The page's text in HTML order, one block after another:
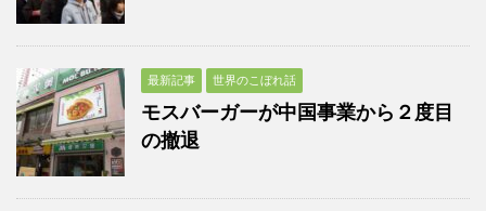
最新記事 世界のこぼれ話
モスバーガーが中国事業から２度目
の撤退